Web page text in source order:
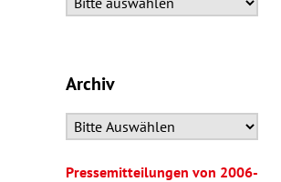
Archiv
Pressemitteilungen von 2006-